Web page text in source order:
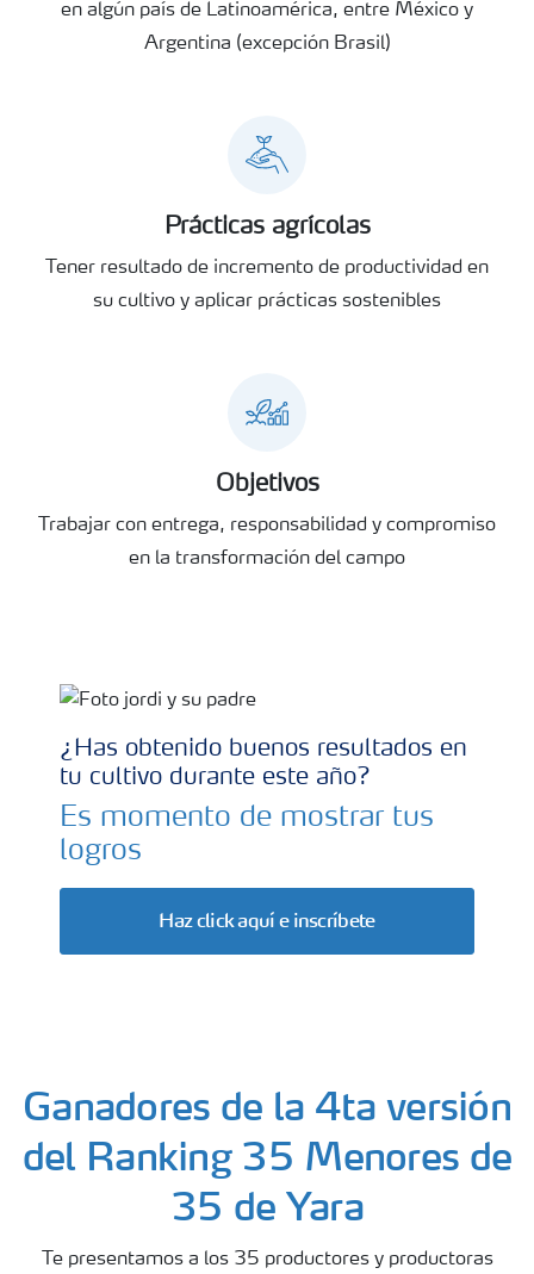
en algún país de Latinoamérica, entre México y
Argentina (excepción Brasil)
Prácticas agrícolas
Tener resultado de incremento de productividad en
su cultivo y aplicar prácticas sostenibles
Objetivos
Trabajar con entrega, responsabilidad y compromiso
en la transformación del campo
Productor en cultivo de maiz
¿Has obtenido buenos resultados en
tu cultivo durante este año?
Es momento de mostrar tus
logros
Haz click aquí e inscríbete
Ganadores de la 4ta versión
del Ranking 35 Menores de
35 de Yara
Te presentamos a los 35 productores y productoras